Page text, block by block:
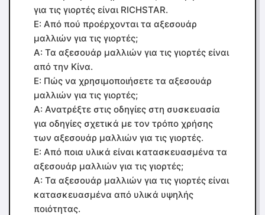
για τις γιορτές είναι RICHSTAR.
Ε: Από πού προέρχονται τα αξεσουάρ
μαλλιών για τις γιορτές;
Α: Τα αξεσουάρ μαλλιών για τις γιορτές είναι
από την Κίνα.
Ε: Πώς να χρησιμοποιήσετε τα αξεσουάρ
μαλλιών για τις γιορτές;
Α: Ανατρέξτε στις οδηγίες στη συσκευασία
για οδηγίες σχετικά με τον τρόπο χρήσης
των αξεσουάρ μαλλιών για τις γιορτές.
Ε: Από ποια υλικά είναι κατασκευασμένα τα
αξεσουάρ μαλλιών για τις γιορτές;
Α: Τα αξεσουάρ μαλλιών για τις γιορτές είναι
κατασκευασμένα από υλικά υψηλής
ποιότητας.